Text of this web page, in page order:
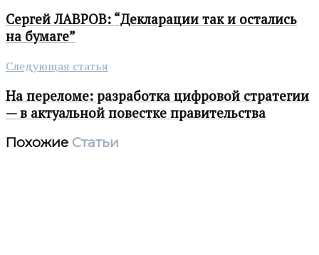
Сергей ЛАВРОВ: “Декларации так и остались
на бумаге”
Следующая статья
На переломе: разработка цифровой стратегии
— в актуальной повестке правительства
Похожие Статьи